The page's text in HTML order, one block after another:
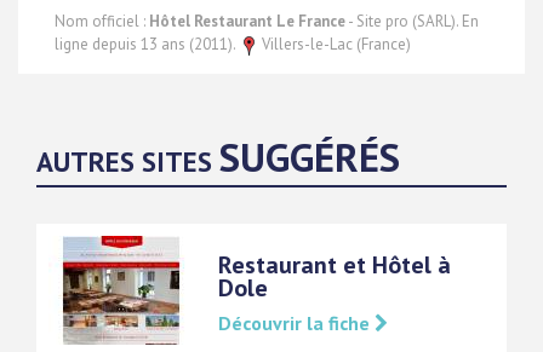
Nom officiel : Hôtel Restaurant Le France- Site pro (SARL). En
ligne depuis 13 ans (2011).
Villers-le-Lac (France)
AUTRES SITES SUGGÉRÉS
Restaurant et Hôtel à
Dole
Découvrir la fiche